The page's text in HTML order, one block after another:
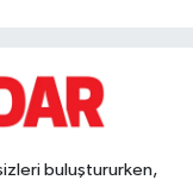
buluştururken,